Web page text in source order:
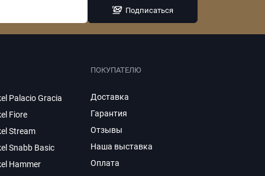
Подписаться
Palacio Gracia
Fiore
Stream
Snabb Basic
Hammer
ПОКУПАТЕЛЮ
Доставка
Гарантия
Отзывы
Наша выставка
Оплата